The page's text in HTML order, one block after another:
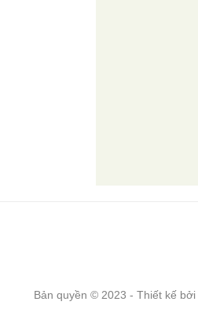
Bản quyền © 2023 - Thiết kế bởi